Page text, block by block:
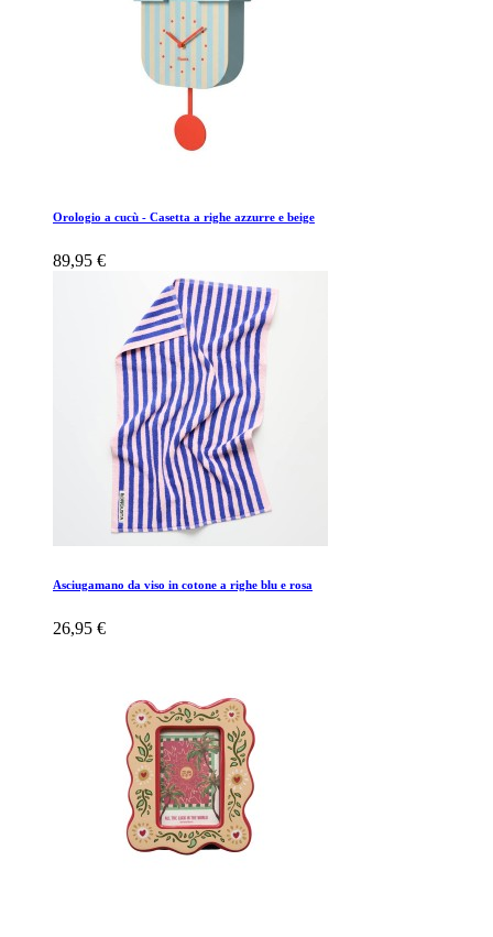
Orologio a cucù - Casetta a righe azzurre e beige
89,95 €
Asciugamano da viso in cotone a righe blu e rosa
26,95 €